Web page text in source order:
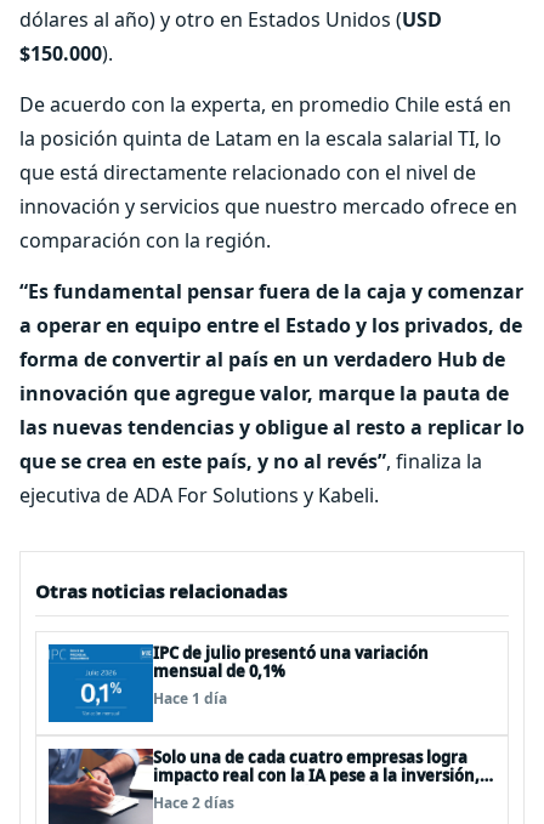
dólares al año) y otro en Estados Unidos (USD
$150.000).
De acuerdo con la experta, en promedio Chile está en
la posición quinta de Latam en la escala salarial TI, lo
que está directamente relacionado con el nivel de
innovación y servicios que nuestro mercado ofrece en
comparación con la región.
“Es fundamental pensar fuera de la caja y comenzar
a operar en equipo entre el Estado y los privados, de
forma de convertir al país en un verdadero Hub de
innovación que agregue valor, marque la pauta de
las nuevas tendencias y obligue al resto a replicar lo
que se crea en este país, y no al revés”, finaliza la
ejecutiva de ADA For Solutions y Kabeli.
Otras noticias relacionadas
IPC de julio presentó una variación
mensual de 0,1%
Hace 1 día
Solo una de cada cuatro empresas logra
impacto real con la IA pese a la inversión,
según el Foro Económico Mundial
Hace 2 días